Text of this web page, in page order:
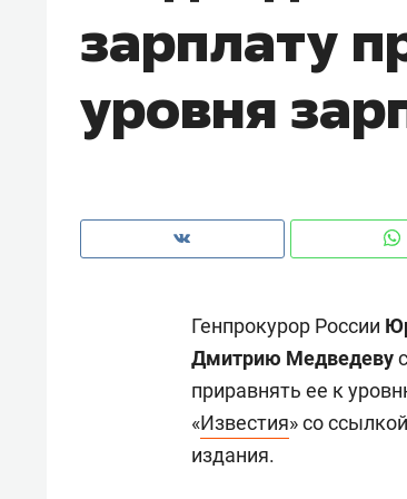
зарплату
уровня
Генпрокурор России
Дмитрию Медведеву
приравнять ее к
«Известия» со
издания.
чем интересен Оман?
Рекомендуем
Как ГК «МИР ГРУПП» и ВТБ
создают оазис жилого